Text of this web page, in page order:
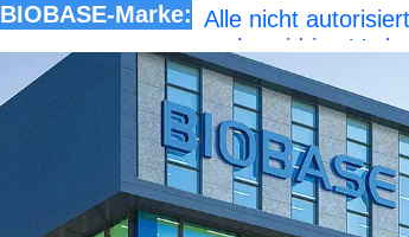
BIOBASE-Marke: rechtswidrige